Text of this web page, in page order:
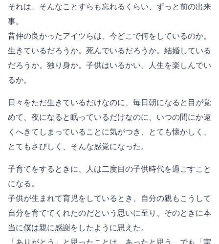
それは、そんなことすらも忘れるくらい、ずっと前の出来
事。
昔仲の良かったアイツらは、今どこで何をしているのか。
生きているだろうか。死んでいるだろうか。結婚している
だろうか。独り身か。子供はいるかい。人生を楽しんでい
るか。
日々をただ生きているだけなのに、毎日朝になると目が覚
めて、夜になると眠っているだけなのに、いつの間にか遠
くへきてしまっていることに気がつき、とても懐かしく、
とてもさびしく、そんな感覚になった。
子育てをするときに、人は二度目の子供時代を過ごすこと
になる。
子供が生まれて育児をしているとき、自分の親もこうして
自分を育ててくれたのだという思いに至り、そのときに本
当に僕は親に感謝をしたように思えた。